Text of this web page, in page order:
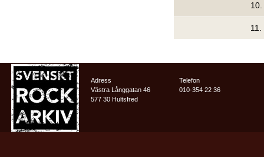
10.
11.
Adress
Västra Långgatan 46
577 30 Hultsfred
Telefon
010-354 22 36